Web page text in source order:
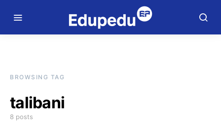
BROWSING TAG
talibani
8 posts